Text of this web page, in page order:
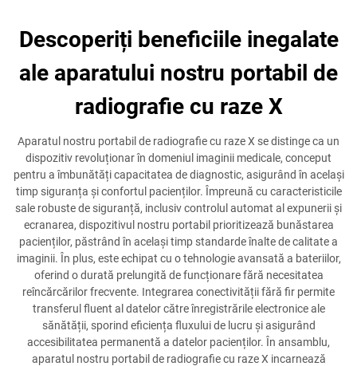
Descoperiți beneficiile inegalate
ale aparatului nostru portabil de
radiografie cu raze X
Aparatul nostru portabil de radiografie cu raze X se distinge ca un
dispozitiv revoluționar în domeniul imaginii medicale, conceput
pentru a îmbunătăți capacitatea de diagnostic, asigurând în același
timp siguranța și confortul pacienților. Împreună cu caracteristicile
sale robuste de siguranță, inclusiv controlul automat al expunerii și
ecranarea, dispozitivul nostru portabil prioritizează bunăstarea
pacienților, păstrând în același timp standarde înalte de calitate a
imaginii. În plus, este echipat cu o tehnologie avansată a bateriilor,
oferind o durată prelungită de funcționare fără necesitatea
reîncărcărilor frecvente. Integrarea conectivității fără fir permite
transferul fluent al datelor către înregistrările electronice ale
sănătății, sporind eficiența fluxului de lucru și asigurând
accesibilitatea permanentă a datelor pacienților. În ansamblu,
aparatul nostru portabil de radiografie cu raze X incarnează